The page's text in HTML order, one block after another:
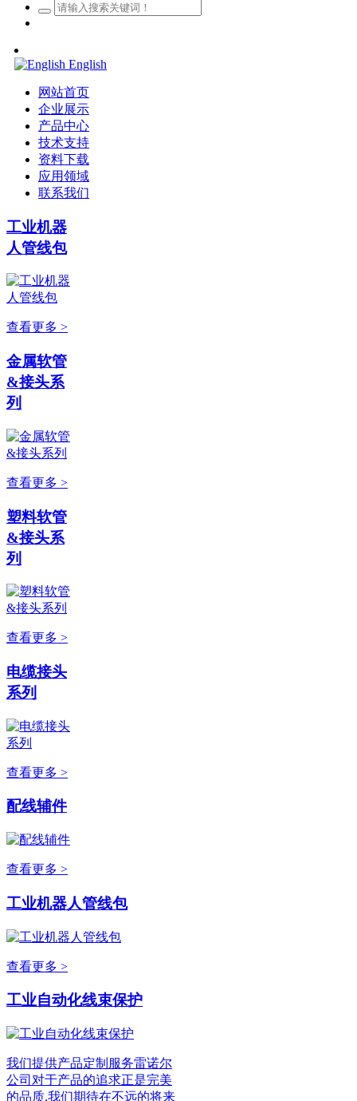
English
网站首页
企业展示
产品中心
技术支持
资料下载
应用领域
联系我们
工业机器
人管线包
查看更多 >
金属软管
&接头系
列
查看更多 >
塑料软管
&接头系
列
查看更多 >
电缆接头
系列
查看更多 >
配线辅件
查看更多 >
工业机器人管线包
查看更多 >
工业自动化线束保护
我们提供产品定制服务雷诺尔
公司对于产品的追求正是完美
的品质,我们期待在不远的将来